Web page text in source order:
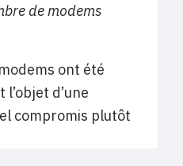
de modems
ont été
d’une
compromis plutôt